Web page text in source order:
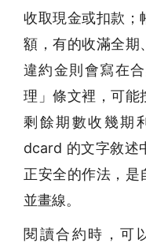
收取現金或扣款；
額，有的收滿全期
違約金則會寫在
理」條文裡，可能
剩餘期數收幾期
dcard 的文字敘述
正安全的作法，是
並畫線。
閱讀合約時，可